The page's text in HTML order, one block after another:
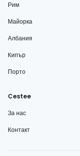
Рим
Майорка
Албания
Кипър
Порто
Cestee
За нас
Контакт